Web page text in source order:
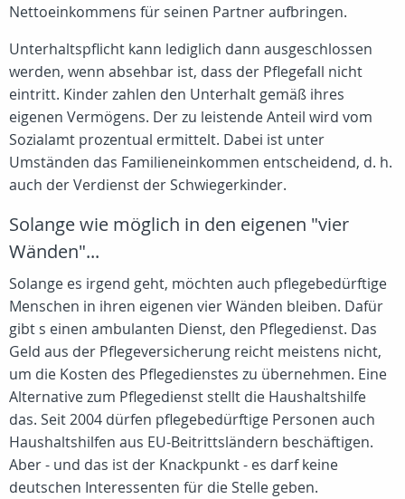
Nettoeinkommens für seinen Partner aufbringen.
Unterhaltspflicht kann lediglich dann ausgeschlossen
werden, wenn absehbar ist, dass der Pflegefall nicht
eintritt. Kinder zahlen den Unterhalt gemäß ihres
eigenen Vermögens. Der zu leistende Anteil wird vom
Sozialamt prozentual ermittelt. Dabei ist unter
Umständen das Familieneinkommen entscheidend, d. h.
auch der Verdienst der Schwiegerkinder.
Solange wie möglich in den eigenen "vier
Wänden"...
Solange es irgend geht, möchten auch pflegebedürftige
Menschen in ihren eigenen vier Wänden bleiben. Dafür
gibt s einen ambulanten Dienst, den Pflegedienst. Das
Geld aus der Pflegeversicherung reicht meistens nicht,
um die Kosten des Pflegedienstes zu übernehmen. Eine
Alternative zum Pflegedienst stellt die Haushaltshilfe
das. Seit 2004 dürfen pflegebedürftige Personen auch
Haushaltshilfen aus EU-Beitrittsländern beschäftigen.
Aber - und das ist der Knackpunkt - es darf keine
deutschen Interessenten für die Stelle geben.